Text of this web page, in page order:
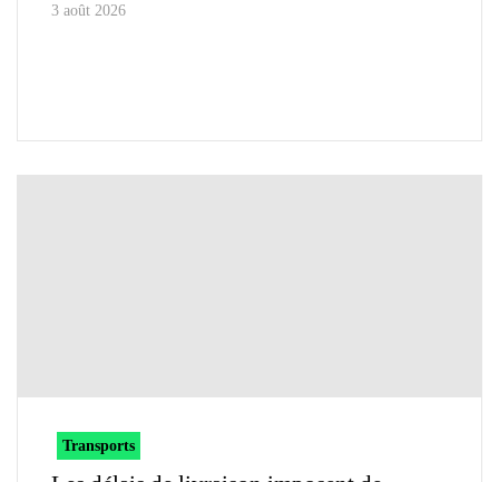
3 août 2026
Transports